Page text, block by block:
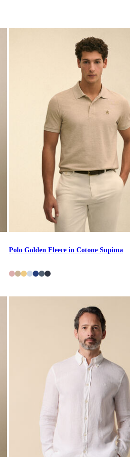
Polo Golden Fleece in Cotone Supima